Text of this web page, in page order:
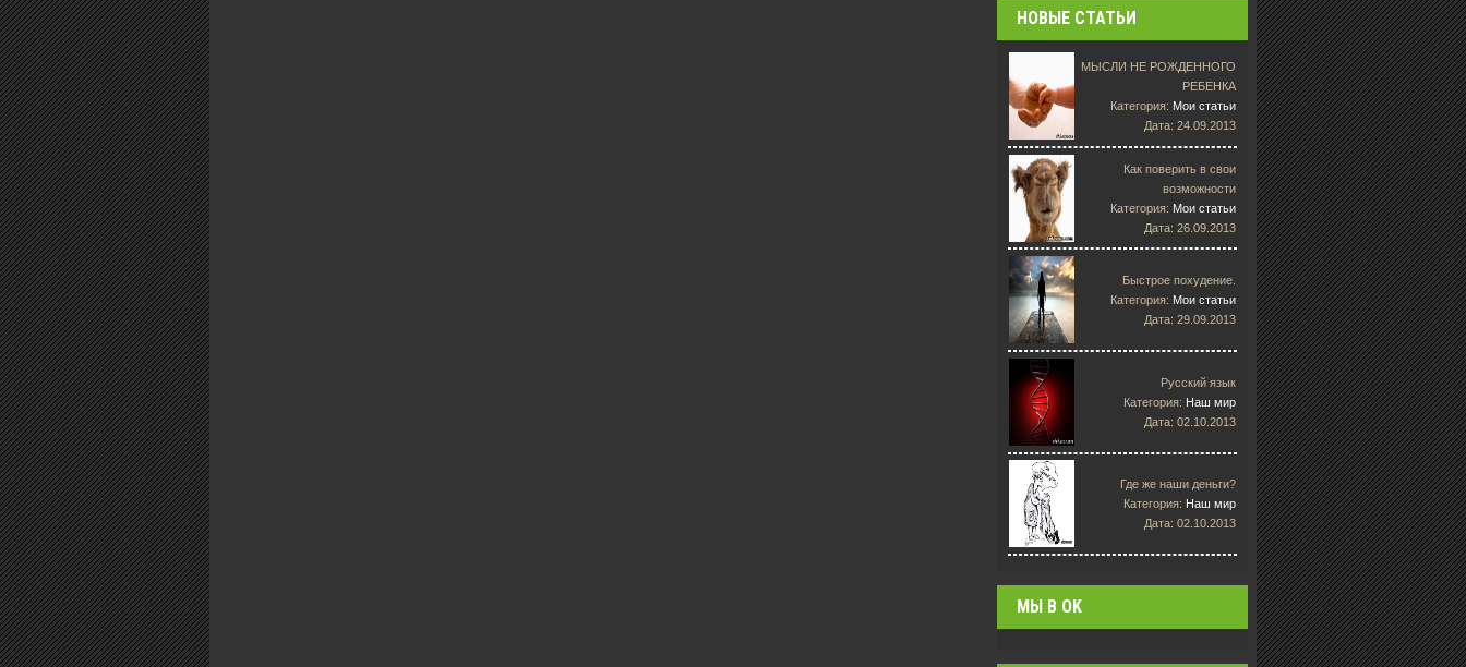
НОВЫЕ СТАТЬИ
МЫСЛИ НЕ РОЖДЕННОГО
РЕБЕНКА
Категория: Мои статьи
Дата: 24.09.2013
Как поверить в свои
возможности
Категория: Мои статьи
Дата: 26.09.2013
Быстрое похудение.
Категория: Мои статьи
Дата: 29.09.2013
Русский язык
Категория: Наш мир
Дата: 02.10.2013
Где же наши деньги?
Категория: Наш мир
Дата: 02.10.2013
МЫ В OK